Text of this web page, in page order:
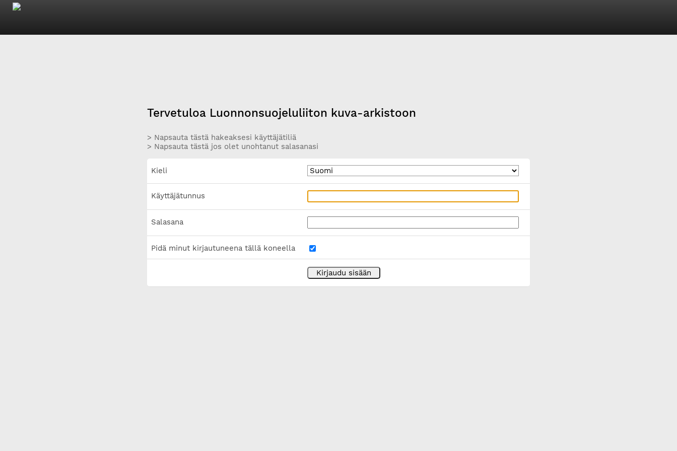
Tervetuloa Luonnonsuojeluliiton kuva-arkistoon
> Napsauta tästä hakeaksesi käyttäjätiliä
> Napsauta tästä jos olet unohtanut salasanasi
Kieli
Käyttäjätunnus
Salasana
Pidä minut kirjautuneena tällä koneella